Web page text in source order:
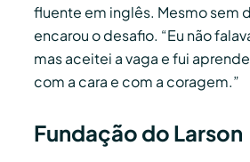
fluente em inglês. Mesmo sem
encarou o desafio. “Eu não
mas aceitei a vaga e fui
com a cara e com a coragem.”
Fundação do Larson